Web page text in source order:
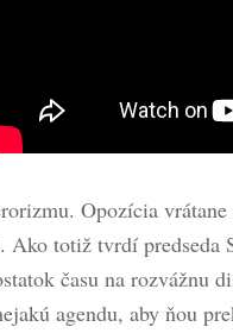
Opozícia
Ako totiž tvrdí predseda
času na rozvážnu
agendu, aby ňou